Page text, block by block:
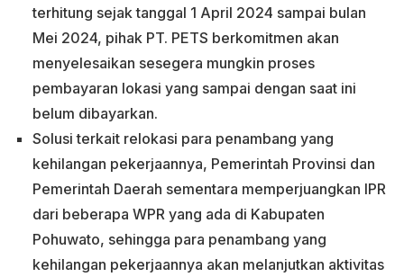
terhitung sejak tanggal 1 April 2024 sampai bulan
Mei 2024, pihak PT. PETS berkomitmen akan
menyelesaikan sesegera mungkin proses
pembayaran lokasi yang sampai dengan saat ini
belum dibayarkan.
Solusi terkait relokasi para penambang yang
kehilangan pekerjaannya, Pemerintah Provinsi dan
Pemerintah Daerah sementara memperjuangkan IPR
dari beberapa WPR yang ada di Kabupaten
Pohuwato, sehingga para penambang yang
kehilangan pekerjaannya akan melanjutkan aktivitas